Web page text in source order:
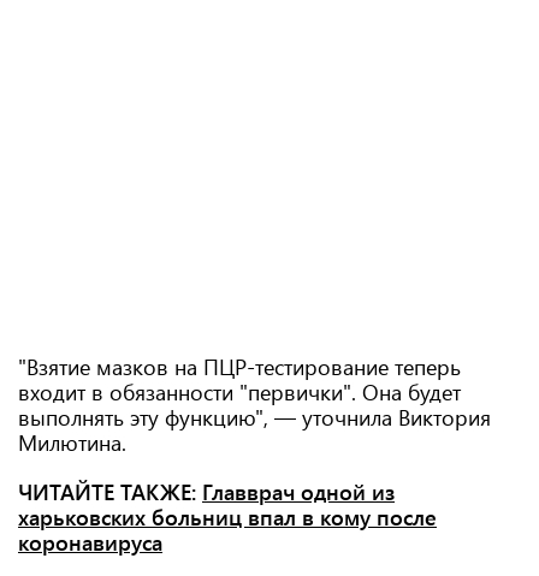
"Взятие мазков на ПЦР-тестирование теперь
входит в обязанности "первички". Она будет
выполнять эту функцию", — уточнила Виктория
Милютина.
ЧИТАЙТЕ ТАКЖЕ: Главврач одной из
харьковских больниц впал в кому после
коронавируса